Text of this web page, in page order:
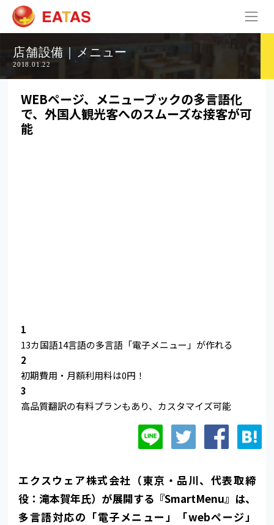
店舗設備｜メニュー
2018.01.22
WEBページ、メニューブックの多言語化
で、外国人観光客へのスムーズな接客が可
能
1
13カ国語14言語の多言語「電子メニュー」が作れる
2
初期費用・月額利用料は0円！
3
高品質翻訳の有料プランもあり、カスタマイズ可能
エクスウェア株式会社（東京・品川、代表取締
役：滝本賀年氏）が展開する『SmartMenu』は、
多言語対応の「電子メニュー」「webページ」